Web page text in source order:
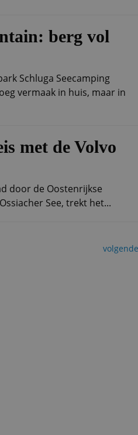
berg vol
Schluga Seecamping
vermaak in huis, maar in
met de Volvo
door de Oostenrijkse
See, trekt het...
volgende